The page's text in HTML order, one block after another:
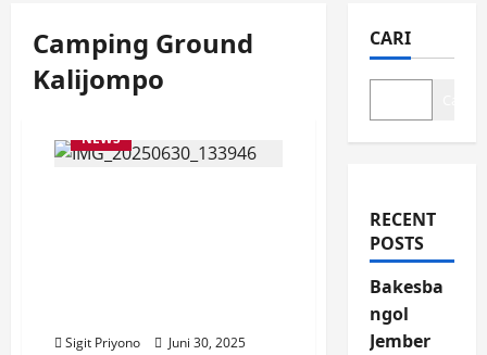
Camping Ground
Kalijompo
NEWS
Sigit Priyono Juni 30, 2025
CARI
RECENT
POSTS
Bakesba
ngol
Jember